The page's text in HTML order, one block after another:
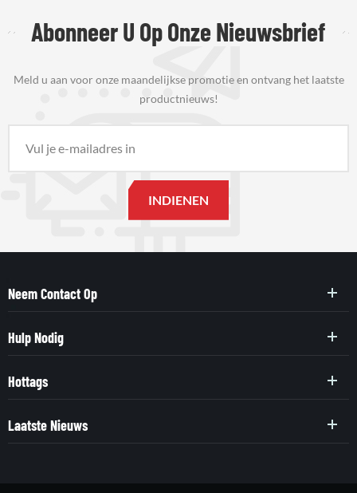
Abonneer U Op Onze Nieuwsbrief
Meld u aan voor onze maandelijkse promotie en ontvang het laatste
productnieuws!
Neem Contact Op
Hulp Nodig
Hottags
Laatste Nieuws